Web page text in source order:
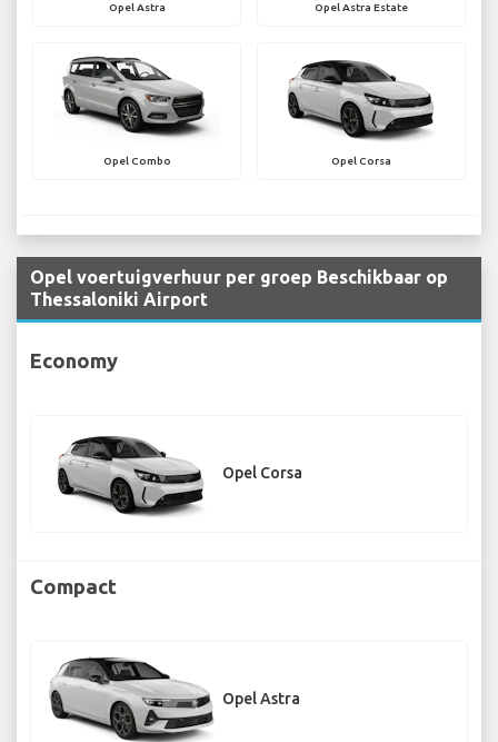
Opel Astra Opel Astra Estate
Opel Combo Opel Corsa
Opel voertuigverhuur per groep Beschikbaar op
Thessaloniki Airport
Economy
Opel Corsa
Compact
Opel Astra